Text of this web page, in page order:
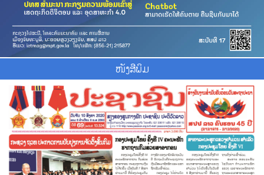
ໜັງສືພິມ